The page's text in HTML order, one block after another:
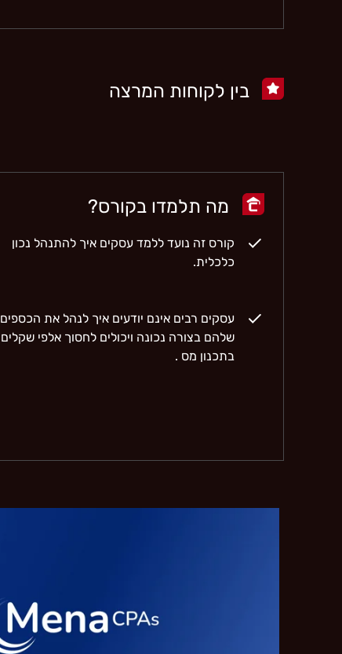
בין לקוחות המרצה
מה תלמדו בקורס?
קורס זה נועד ללמד עסקים איך להתנהל נכון
כלכלית.
עסקים רבים אינם יודעים איך לנהל את הכספים
שלהם בצורה נכונה ויכולים לחסוך אלפי שקלים
בתכנון מס .